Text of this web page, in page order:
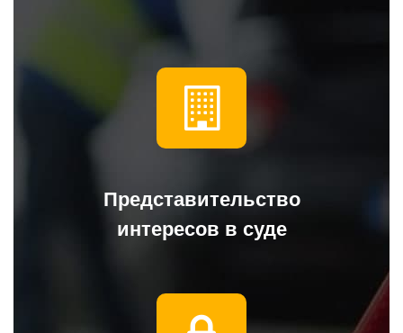
Представительство
интересов в суде